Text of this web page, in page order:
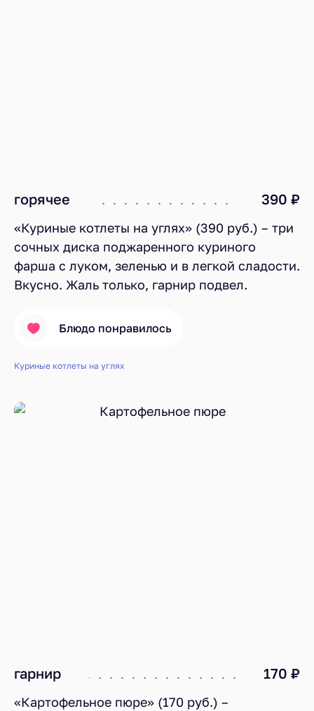
горячее 390 ₽
«Куриные котлеты на углях» (390 руб.) – три
сочных диска поджаренного куриного
фарша с луком, зеленью и в легкой сладости.
Вкусно. Жаль только, гарнир подвел.
Блюдо понравилось
Куриные котлеты на углях
гарнир 170 ₽
«Картофельное пюре» (170 руб.) –